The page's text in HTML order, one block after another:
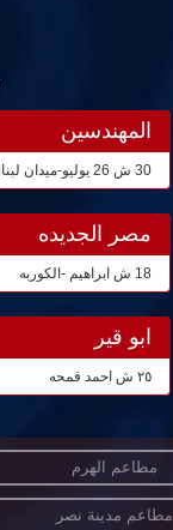
المهندسين
30 ش 26 يوليو-ميدان لبنان
مصر الجديده
18 ش ابراهيم -الكوربه
ابو قير
٢٥ ش احمد قمحه
مطاعم الهرم
مطاعم مدينة نصر